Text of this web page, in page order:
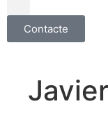
Contacte